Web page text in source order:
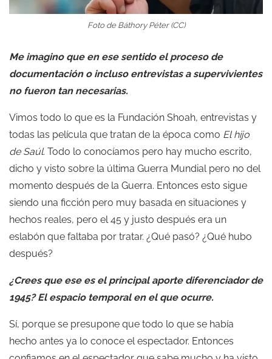
Foto de Báthory Péter (CC)
Me imagino que en ese sentido el proceso de
documentación o incluso entrevistas a supervivientes
no fueron tan necesarias.
Vimos todo lo que es la Fundación Shoah, entrevistas y
todas las película que tratan de la época como El hijo
de Saúl. Todo lo conocíamos pero hay mucho escrito,
dicho y visto sobre la última Guerra Mundial pero no del
momento después de la Guerra. Entonces esto sigue
siendo una ficción pero muy basada en situaciones y
hechos reales, pero el 45 y justo después era un
eslabón que faltaba por tratar. ¿Qué pasó? ¿Qué hubo
después?
¿Crees que ese es el principal aporte diferenciador de
1945? El espacio temporal en el que ocurre.
Sí, porque se presupone que todo lo que se había
hecho antes ya lo conoce el espectador. Entonces